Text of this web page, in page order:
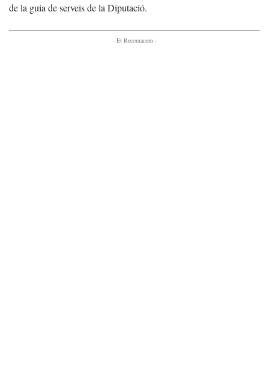
de la guia de serveis de la Diputació.
- Et Recomanem -